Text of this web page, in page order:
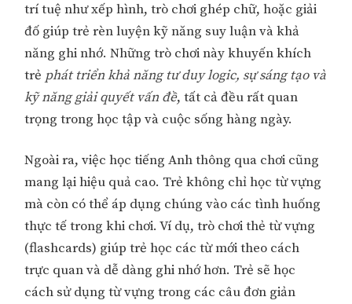
trí tuệ như xếp hình, trò chơi ghép chữ, hoặc giải
đố giúp trẻ rèn luyện kỹ năng suy luận và khả
năng ghi nhớ. Những trò chơi này khuyến khích
trẻ phát triển khả năng tư duy logic, sự sáng tạo và
kỹ năng giải quyết vấn đề, tất cả đều rất quan
trọng trong học tập và cuộc sống hàng ngày.
Ngoài ra, việc học tiếng Anh thông qua chơi cũng
mang lại hiệu quả cao. Trẻ không chỉ học từ vựng
mà còn có thể áp dụng chúng vào các tình huống
thực tế trong khi chơi. Ví dụ, trò chơi thẻ từ vựng
(flashcards) giúp trẻ học các từ mới theo cách
trực quan và dễ dàng ghi nhớ hơn. Trẻ sẽ học
cách sử dụng từ vựng trong các câu đơn giản